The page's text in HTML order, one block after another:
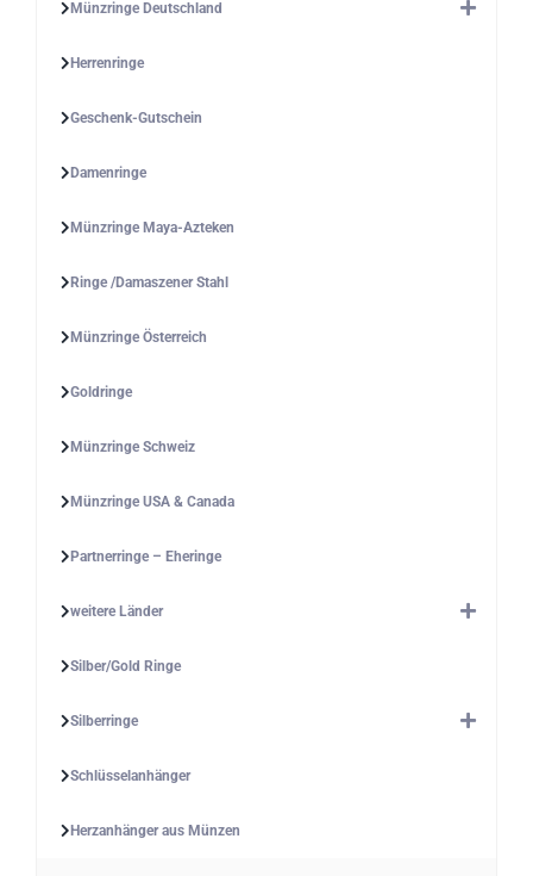
Münzringe Deutschland
Herrenringe
Geschenk-Gutschein
Damenringe
Münzringe Maya-Azteken
Ringe /Damaszener Stahl
Münzringe Österreich
Goldringe
Münzringe Schweiz
Münzringe USA & Canada
Partnerringe – Eheringe
weitere Länder
Silber/Gold Ringe
Silberringe
Schlüsselanhänger
Herzanhänger aus Münzen